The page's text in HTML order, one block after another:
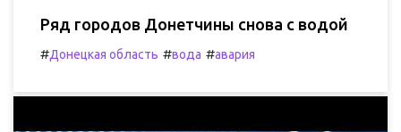
Ряд городов Донетчины снова с водой
#Донецкая область #вода #авария